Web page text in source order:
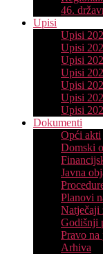
46.
Upisi
Upisi
Upisi
Upisi
Upisi
Upisi
Upisi
Upisi
Dokumenti
Opći akti
Domski
Javna
Planovi
Natječaji
Godišnji
Pravo na
Arhiva